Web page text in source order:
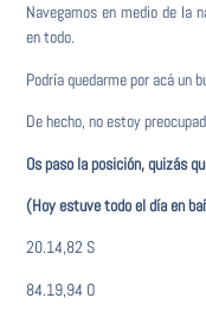
Navegamos en medio de la
en todo.
Podría quedarme por acá un
De hecho, no estoy
Os paso la posición, quizás
(Hoy estuve todo el día en
20.14,82 S
84.19,94 O